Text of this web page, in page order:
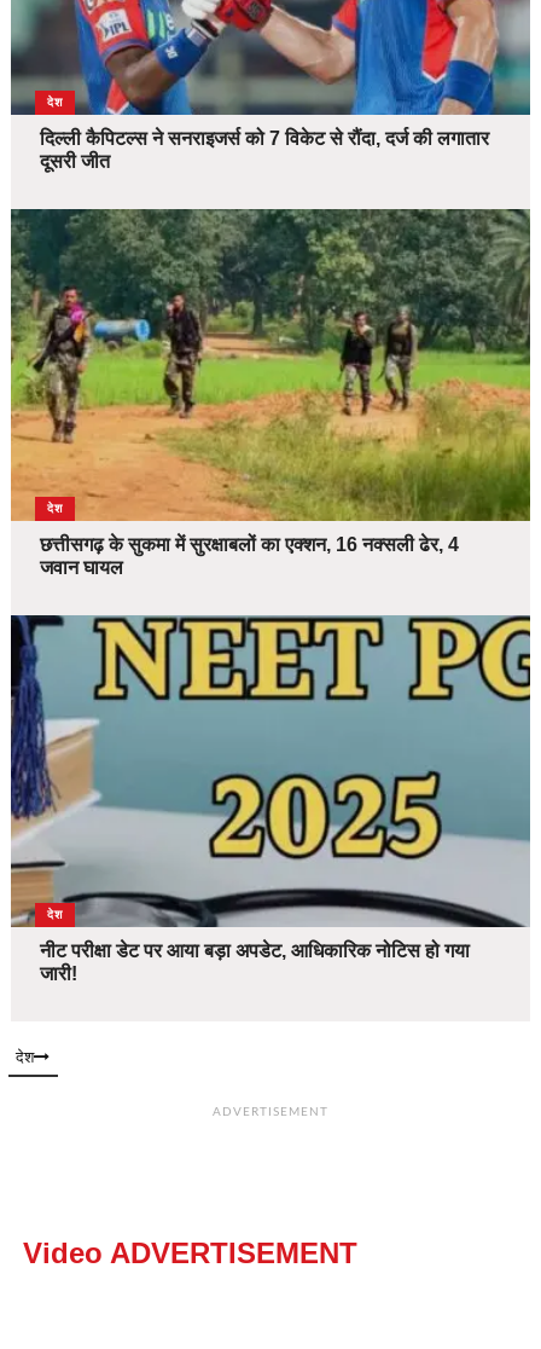
देश
दिल्ली कैपिटल्स ने सनराइजर्स को 7 विकेट से रौंदा, दर्ज की लगातार
दूसरी जीत
देश
छत्तीसगढ़ के सुकमा में सुरक्षाबलों का एक्शन, 16 नक्सली ढेर, 4
जवान घायल
देश
नीट परीक्षा डेट पर आया बड़ा अपडेट, आधिकारिक नोटिस हो गया
जारी!
देश
ADVERTISEMENT
Video ADVERTISEMENT